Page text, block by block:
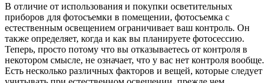
В отличие от использования и покупки осветительных
приборов для фотосъемки в помещении, фотосъемка с
естественным освещением ограничивает ваш контроль. Он
также определяет, когда и как вы планируете фотосессию.
Теперь, просто потому что вы отказываетесь от контроля в
некотором смысле, не означает, что у вас нет контроля вообще.
Есть несколько различных факторов и вещей, которые следует